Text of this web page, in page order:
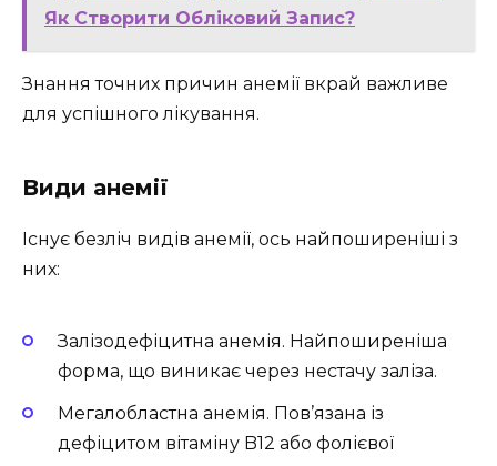
Як Створити Обліковий Запис?
Знання точних причин анемії вкрай важливе
для успішного лікування.
Види анемії
Існує безліч видів анемії, ось найпоширеніші з
них:
Залізодефіцитна анемія. Найпоширеніша
форма, що виникає через нестачу заліза.
Мегалобластна анемія. Пов’язана із
дефіцитом вітаміну B12 або фолієвої